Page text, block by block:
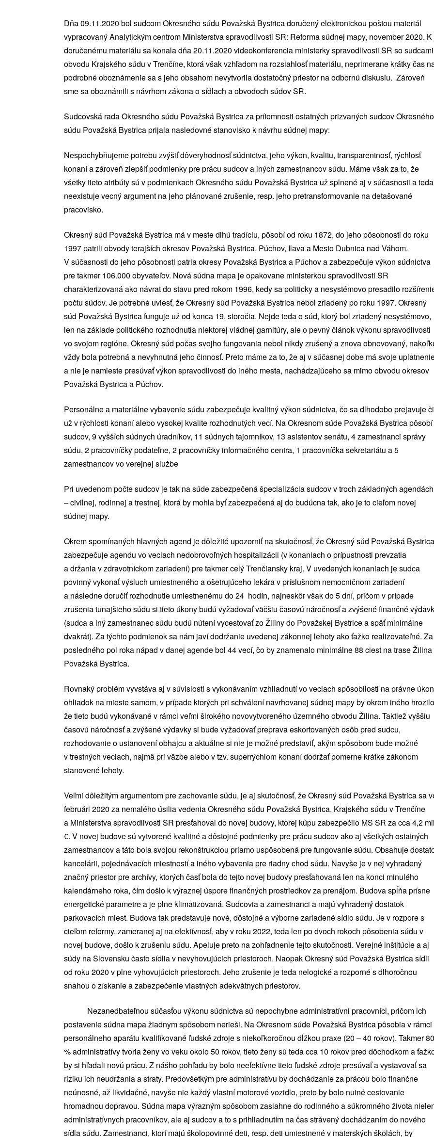
Dňa 09.11.2020 bol sudcom Okresného súdu Považská Bystrica doručený elektronickou poštou materiál
vypracovaný Analytickým centrom Ministerstva spravodlivosti SR: Reforma súdnej mapy, november 2020. K
doručenému materiálu sa konala dňa 20.11.2020 videokonferencia ministerky spravodlivosti SR so sudcami
obvodu Krajského súdu v Trenčíne, ktorá však vzhľadom na rozsiahlosť materiálu, neprimerane krátky čas
podrobné oboznámenie sa s jeho obsahom nevytvorila dostatočný priestor na odbornú diskusiu. Zároveň
sme sa oboznámili s návrhom zákona o sídlach a obvodoch súdov SR.
Sudcovská rada Okresného súdu Považská Bystrica za prítomnosti ostatných prizvaných sudcov Okresného
súdu Považská Bystrica prijala nasledovné stanovisko k návrhu súdnej mapy:
Nespochybňujeme potrebu zvýšiť dôveryhodnosť súdnictva, jeho výkon, kvalitu, transparentnosť, rýchlosť
konaní a zároveň zlepšiť podmienky pre prácu sudcov a iných zamestnancov súdu. Máme však za to, že
všetky tieto atribúty sú v podmienkach Okresného súdu Považská Bystrica už splnené aj v súčasnosti a teda
neexistuje vecný argument na jeho plánované zrušenie, resp. jeho pretransformovanie na detašované
pracovisko.
Okresný súd Považská Bystrica má v meste dlhú tradíciu, pôsobí od roku 1872, do jeho pôsobnosti do roku
1997 patrili obvody terajších okresov Považská Bystrica, Púchov, Ilava a Mesto Dubnica nad Váhom.
V súčasnosti do jeho pôsobnosti patria okresy Považská Bystrica a Púchov a zabezpečuje výkon súdnictva
pre takmer 106.000 obyvateľov. Nová súdna mapa je opakovane ministerkou spravodlivosti SR
charakterizovaná ako návrat do stavu pred rokom 1996, kedy sa politicky a nesystémovo presadilo
počtu súdov. Je potrebné uviesť, že Okresný súd Považská Bystrica nebol zriadený po roku 1997. Okresný
súd Považská Bystrica funguje už od konca 19. storočia. Nejde teda o súd, ktorý bol zriadený nesystémovo,
len na základe politického rozhodnutia niektorej vládnej garnitúry, ale o pevný článok výkonu spravodlivosti
vo svojom regióne. Okresný súd počas svojho fungovania nebol nikdy zrušený a znova obnovovaný,
vždy bola potrebná a nevyhnutná jeho činnosť. Preto máme za to, že aj v súčasnej dobe má svoje
a nie je namieste presúvať výkon spravodlivosti do iného mesta, nachádzajúceho sa mimo obvodu okresov
Považská Bystrica a Púchov.
Personálne a materiálne vybavenie súdu zabezpečuje kvalitný výkon súdnictva, čo sa dlhodobo prejavuje či
už v rýchlosti konaní alebo vysokej kvalite rozhodnutých vecí. Na Okresnom súde Považská Bystrica
sudcov, 9 vyšších súdnych úradníkov, 11 súdnych tajomníkov, 13 asistentov senátu, 4 zamestnanci správy
súdu, 2 pracovníčky podateľne, 2 pracovníčky informačného centra, 1 pracovníčka sekretariátu a 5
zamestnancov vo verejnej službe
Pri uvedenom počte sudcov je tak na súde zabezpečená špecializácia sudcov v troch základných agendách
– civilnej, rodinnej a trestnej, ktorá by mohla byť zabezpečená aj do budúcna tak, ako je to cieľom novej
súdnej mapy.
Okrem spomínaných hlavných agend je dôležité upozorniť na skutočnosť, že Okresný súd Považská Bystrica
zabezpečuje agendu vo veciach nedobrovoľných hospitalizácii (v konaniach o prípustnosti prevzatia
a držania v zdravotníckom zariadení) pre takmer celý Trenčiansky kraj. V uvedených konaniach je sudca
povinný vykonať výsluch umiestneného a ošetrujúceho lekára v príslušnom nemocničnom zariadení
a následne doručiť rozhodnutie umiestnenému do 24 hodín, najneskôr však do 5 dní, pričom v prípade
zrušenia tunajšieho súdu si tieto úkony budú vyžadovať väčšiu časovú náročnosť a zvýšené finančné
(sudca a iný zamestnanec súdu budú nútení vycestovať zo Žiliny do Považskej Bystrice a späť minimálne
dvakrát). Za týchto podmienok sa nám javí dodržanie uvedenej zákonnej lehoty ako ťažko realizovateľné. Za
posledného pol roka nápad v danej agende bol 44 vecí, čo by znamenalo minimálne 88 ciest na trase Žilina
Považská Bystrica.
Rovnaký problém vyvstáva aj v súvislosti s vykonávaním vzhliadnutí vo veciach spôsobilosti na právne
ohliadok na mieste samom, v prípade ktorých pri schválení navrhovanej súdnej mapy by okrem iného
že tieto budú vykonávané v rámci veľmi širokého novovytvoreného územného obvodu Žilina. Taktiež vyššiu
časovú náročnosť a zvýšené výdavky si bude vyžadovať preprava eskortovaných osôb pred sudcu,
rozhodovanie o ustanovení obhajcu a aktuálne si nie je možné predstaviť, akým spôsobom bude možné
v trestných veciach, najmä pri väzbe alebo v tzv. superrýchlom konaní dodržať pomerne krátke zákonom
stanovené lehoty.
Veľmi dôležitým argumentom pre zachovanie súdu, je aj skutočnosť, že Okresný súd Považská Bystrica sa
februári 2020 za nemalého úsilia vedenia Okresného súdu Považská Bystrica, Krajského súdu v Trenčíne
a Ministerstva spravodlivosti SR presťahoval do novej budovy, ktorej kúpu zabezpečilo MS SR za cca 4,2
€. V novej budove sú vytvorené kvalitné a dôstojné podmienky pre prácu sudcov ako aj všetkých ostatných
zamestnancov a táto bola svojou rekonštrukciou priamo uspôsobená pre fungovanie súdu. Obsahuje
kancelárii, pojednávacích miestností a iného vybavenia pre riadny chod súdu. Navyše je v nej vyhradený
značný priestor pre archívy, ktorých časť bola do tejto novej budovy presťahovaná len na konci minulého
kalendárneho roka, čím došlo k výraznej úspore finančných prostriedkov za prenájom. Budova spĺňa prísne
energetické parametre a je plne klimatizovaná. Sudcovia a zamestnanci a majú vyhradený dostatok
parkovacích miest. Budova tak predstavuje nové, dôstojné a výborne zariadené sídlo súdu. Je v rozpore s
cieľom reformy, zameranej aj na efektívnosť, aby v roku 2022, teda len po dvoch rokoch pôsobenia súdu v
novej budove, došlo k zrušeniu súdu. Apeluje preto na zohľadnenie tejto skutočnosti. Verejné inštitúcie a aj
súdy na Slovensku často sídlia v nevyhovujúcich priestoroch. Naopak Okresný súd Považská Bystrica sídli
od roku 2020 v plne vyhovujúcich priestoroch. Jeho zrušenie je teda nelogické a rozporné s dlhoročnou
snahou o získanie a zabezpečenie vlastných adekvátnych priestorov.
Nezanedbateľnou súčasťou výkonu súdnictva sú nepochybne administratívni pracovníci, pričom ich
postavenie súdna mapa žiadnym spôsobom nerieši. Na Okresnom súde Považská Bystrica pôsobia v rámci
personálneho aparátu kvalifikované ľudské zdroje s niekoľkoročnou dĺžkou praxe (20 – 40 rokov). Takmer 80
% administratívy tvoria ženy vo veku okolo 50 rokov, tieto ženy sú teda cca 10 rokov pred dôchodkom a
by si hľadali novú prácu. Z nášho pohľadu by bolo neefektívne tieto ľudské zdroje presúvať a vystavovať sa
riziku ich neudržania a straty. Predovšetkým pre administratívu by dochádzanie za prácou bolo finančne
neúnosné, až likvidačné, navyše nie každý vlastní motorové vozidlo, preto by bolo nutné cestovanie
hromadnou dopravou. Súdna mapa výrazným spôsobom zasiahne do rodinného a súkromného života
administratívnych pracovníkov, ale aj sudcov a to s prihliadnutím na čas strávený dochádzaním do nového
sídla súdu. Zamestnanci, ktorí majú školopovinné deti, resp. deti umiestnené v materských školách, by